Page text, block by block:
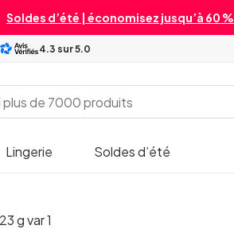
Soldes d’été | économisez jusqu’à 60 %
4.3 sur 5.0
Lingerie Soldes d’été